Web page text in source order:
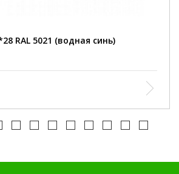
RAL 5021 (водная синь)